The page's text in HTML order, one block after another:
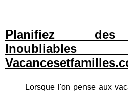
Planifiez des
Lorsque l'on pense aux